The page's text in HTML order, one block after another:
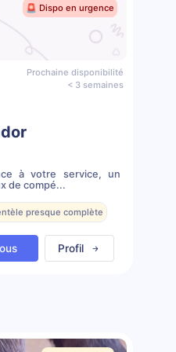
🚨 Dispo en urgence
Prochaine disponibilité
< 3 semaines
à votre service, un
de compé...
presque complète
Profil